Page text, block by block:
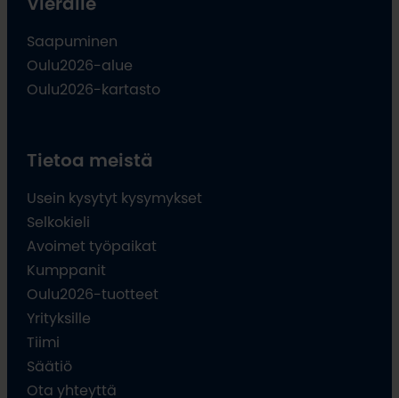
Saapuminen
Oulu2026-alue
Oulu2026-kartasto
Tietoa meistä
Usein kysytyt kysymykset
Selkokieli
Avoimet työpaikat
Kumppanit
Oulu2026-tuotteet
Yrityksille
Tiimi
Säätiö
Ota yhteyttä